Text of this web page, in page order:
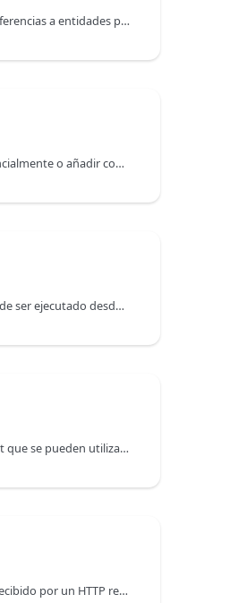
Una entity selection es un objeto que contiene una o más referencias a entidades pertenecientes a la misma Dataclass. Una entity selection puede contener 0, 1 o X entidades de la dataclass -- donde X puede representar el número total de entidades contenidas en la dataclass.
La clase FileHandle tiene funciones que permiten leer secuencialmente o añadir contenido a un objeto File abierto. Un manejador de archivo puede acceder a cualquier parte de un documento.
Un objeto 4D.Function contiene un trozo de código que puede ser ejecutado desde un objeto, ya sea utilizando el operador (), o utilizando las funciones apply() y call(). 4D propone tres tipos de objetos Function:
La clase HTTPRequest permite manejar objetos HTTPRequest que se pueden utilizar para configurar y enviar solicitudes a un servidor HTTP, así como para procesar las respuestas del servidor HTTP.
La clase 4D.IncomingMessage le permite manejar el objeto recibido por un HTTP request handler. Las peticiones HTTP y sus propiedades se reciben automáticamente como una instancia de la clase 4D.IncomingMessage. Los parámetros dados directamente en la petición con el verbo GET son manejados por la propiedad .urlQuery, mientras que los parámetros pasados en el cuerpo de la solicitud están disponibles a través de funciones como .getBlob() o getText().